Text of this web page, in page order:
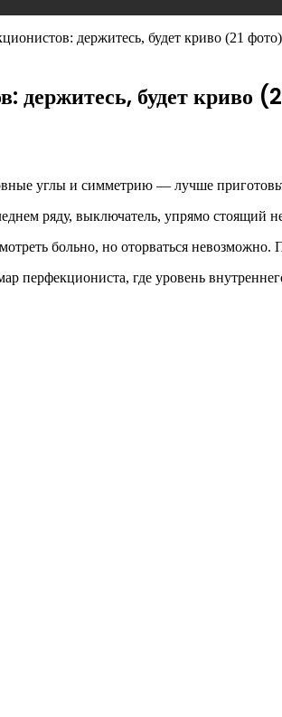
держитесь, будет криво (21 фото)
держитесь, будет криво
углы и симметрию — лучше
ряду, выключатель, упрямо стоящий
больно, но оторваться невозможно.
перфекциониста, где уровень